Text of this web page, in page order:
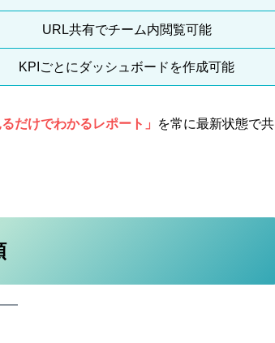
URL共有でチーム内閲覧可能
KPIごとにダッシュボードを作成可能
るだけでわかるレポート」
を常に最新状態で共